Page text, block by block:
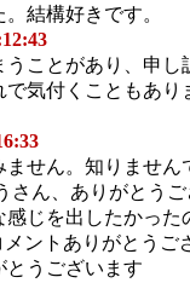
結構好きです。
ことがあり、申し
気付くこともあり
せん。知りません
さん、ありがとう
じを出したかった
ントありがとうご
とうございます